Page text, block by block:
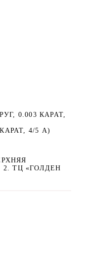
0.003 КАРАТ,
4/5 А)
ТЦ «ГОЛДЕН